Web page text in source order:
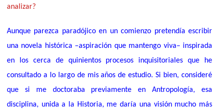
analizar?
Aunque parezca paradójico en un comienzo pretendía escribir
una novela histórica –aspiración que mantengo viva– inspirada
en los cerca de quinientos procesos inquisitoriales que he
consultado a lo largo de mis años de estudio. Si bien, consideré
que si me doctoraba previamente en Antropología, esa
disciplina, unida a la Historia, me daría una visión mucho más